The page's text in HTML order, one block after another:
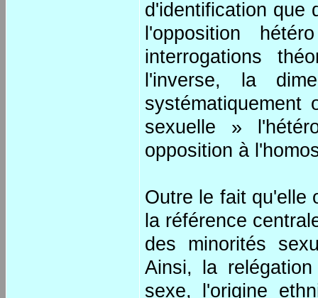
d'identification que
l'opposition
interrogations
l'inverse, la
systématiquement
sexuelle »
opposition à
Outre le fait qu'elle
la référence
des minorités
Ainsi, la
sexe, l'origine